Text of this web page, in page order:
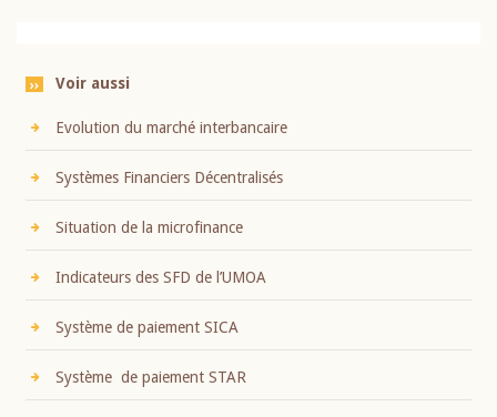
Voir aussi
Evolution du marché interbancaire
Systèmes Financiers Décentralisés
Situation de la microfinance
Indicateurs des SFD de l’UMOA
Système de paiement SICA
Système de paiement STAR